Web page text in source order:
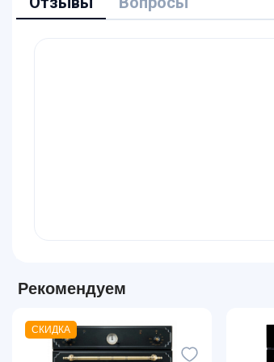
Рекомендуем
СКИДКА